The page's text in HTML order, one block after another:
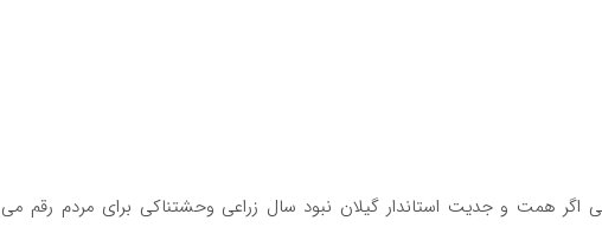
اگر همت و جدیت استاندار گیلان نبود سال زراعی وحشتناکی برای مردم رقم می